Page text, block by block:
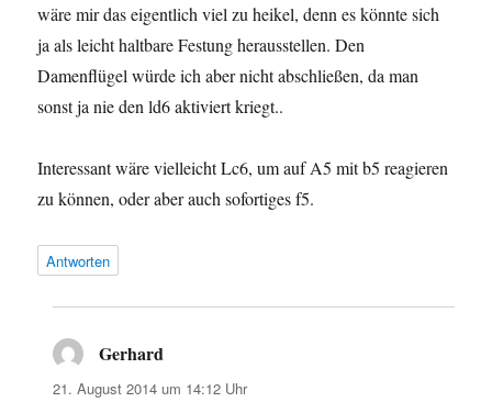
wäre mir das eigentlich viel zu heikel, denn es könnte sich
ja als leicht haltbare Festung herausstellen. Den
Damenflügel würde ich aber nicht abschließen, da man
sonst ja nie den ld6 aktiviert kriegt..
Interessant wäre vielleicht Lc6, um auf A5 mit b5 reagieren
zu können, oder aber auch sofortiges f5.
Antworten
Gerhard
21. August 2014 um 14:12 Uhr